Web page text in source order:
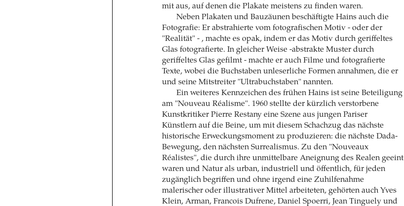
mit aus, auf denen die Plakate meistens zu finden waren.
Neben Plakaten und Bauzäunen beschäftigte Hains auch die
Fotografie: Er abstrahierte vom fotografischen Motiv - oder der
"Realität" - , machte es opak, indem er das Motiv durch geriffeltes
Glas fotografierte. In gleicher Weise -abstrakte Muster durch
geriffeltes Glas gefilmt - machte er auch Filme und fotografierte
Texte, wobei die Buchstaben unleserliche Formen annahmen, die er
und seine Mitstreiter "Ultrabuchstaben" nannten.
Ein weiteres Kennzeichen des frühen Hains ist seine Beteiligung
am "Nouveau Réalisme". 1960 stellte der kürzlich verstorbene
Kunstkritiker Pierre Restany eine Szene aus jungen Pariser
Künstlern auf die Beine, um mit diesem Schachzug das nächste
historische Erweckungsmoment zu produzieren: die nächste Dada-
Bewegung, den nächsten Surrealismus. Zu den "Nouveaux
Réalistes", die durch ihre unmittelbare Aneignung des Realen geeint
waren und Natur als urban, industriell und öffentlich, für jeden
zugänglich begriffen und ohne irgend eine Zuhilfenahme
malerischer oder illustrativer Mittel arbeiteten, gehörten auch Yves
Klein, Arman, Francois Dufrene, Daniel Spoerri, Jean Tinguely und